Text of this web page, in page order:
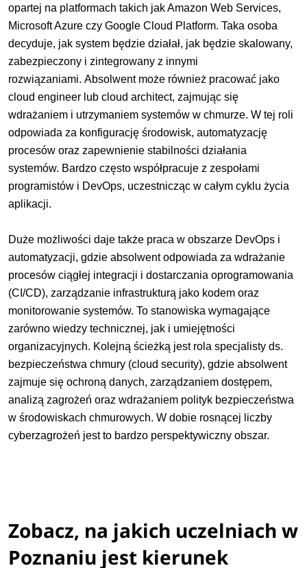
opartej na platformach takich jak Amazon Web Services,
Microsoft Azure czy Google Cloud Platform. Taka osoba
decyduje, jak system będzie działał, jak będzie skalowany,
zabezpieczony i zintegrowany z innymi
rozwiązaniami.Absolwent może również pracować jako
cloud engineer lub cloud architect, zajmując się
wdrażaniem i utrzymaniem systemów w chmurze. W tej roli
odpowiada za konfigurację środowisk, automatyzację
procesów oraz zapewnienie stabilności działania
systemów. Bardzo często współpracuje z zespołami
programistów i DevOps, uczestnicząc w całym cyklu życia
aplikacji.
Duże możliwości daje także praca w obszarze DevOps i
automatyzacji, gdzie absolwent odpowiada za wdrażanie
procesów ciągłej integracji i dostarczania oprogramowania
(CI/CD), zarządzanie infrastrukturą jako kodem oraz
monitorowanie systemów. To stanowiska wymagające
zarówno wiedzy technicznej, jak i umiejętności
organizacyjnych. Kolejną ścieżką jest rola specjalisty ds.
bezpieczeństwa chmury (cloud security), gdzie absolwent
zajmuje się ochroną danych, zarządzaniem dostępem,
analizą zagrożeń oraz wdrażaniem polityk bezpieczeństwa
w środowiskach chmurowych. W dobie rosnącej liczby
cyberzagrożeń jest to bardzo perspektywiczny obszar.
Zobacz, na jakich uczelniach w
Poznaniu jest kierunek